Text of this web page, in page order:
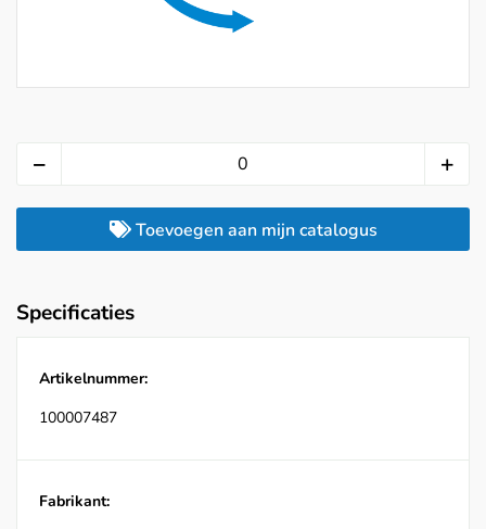
Toevoegen aan mijn catalogus
Specificaties
Artikelnummer:
100007487
Fabrikant: